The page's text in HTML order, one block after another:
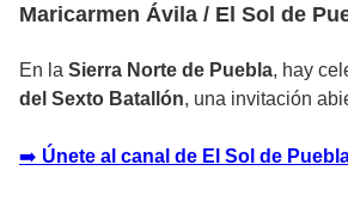
Maricarmen Ávila / El Sol de
En la Sierra Norte de Puebla, hay
del Sexto Batallón, una invitación
➡️ Únete al canal de El Sol de